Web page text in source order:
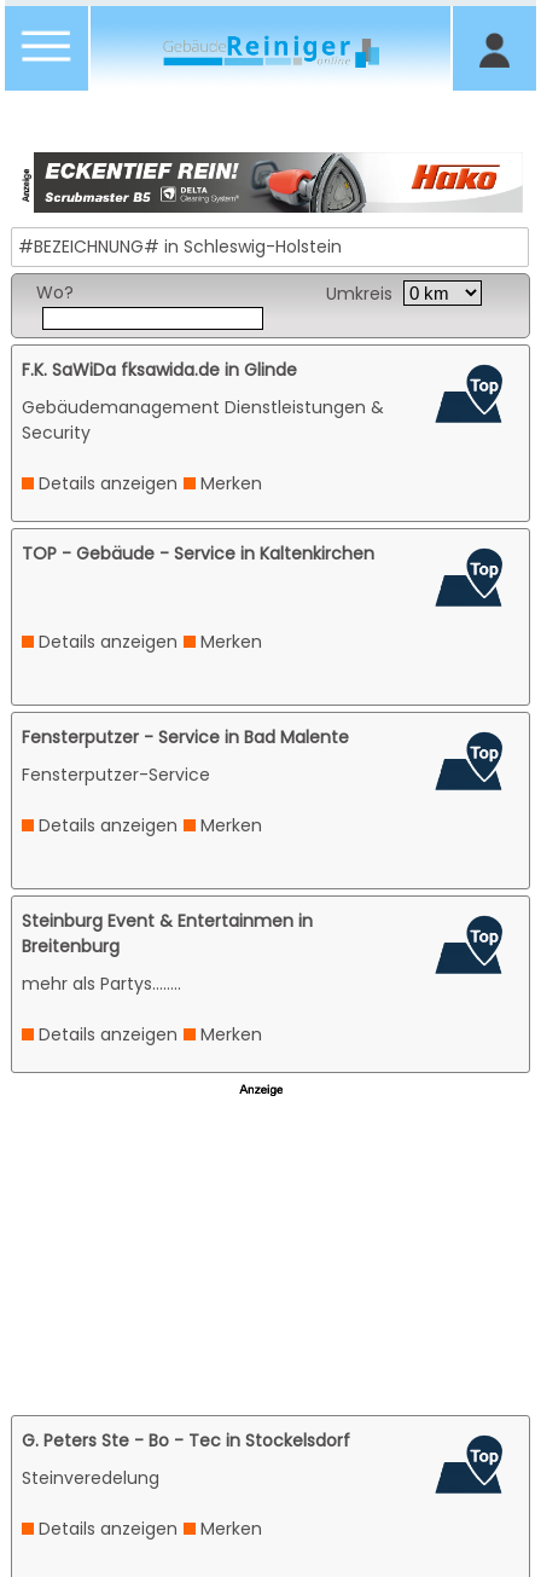
#BEZEICHNUNG# in Schleswig-Holstein
Wo?
Umkreis
F.K. SaWiDa fksawida.de in Glinde
Gebäudemanagement Dienstleistungen &
Security
Details anzeigen Merken
TOP - Gebäude - Service in Kaltenkirchen
Details anzeigen Merken
Fensterputzer - Service in Bad Malente
Fensterputzer-Service
Details anzeigen Merken
Steinburg Event & Entertainmen in
Breitenburg
mehr als Partys........
Details anzeigen Merken
G. Peters Ste - Bo - Tec in Stockelsdorf
Steinveredelung
Details anzeigen Merken